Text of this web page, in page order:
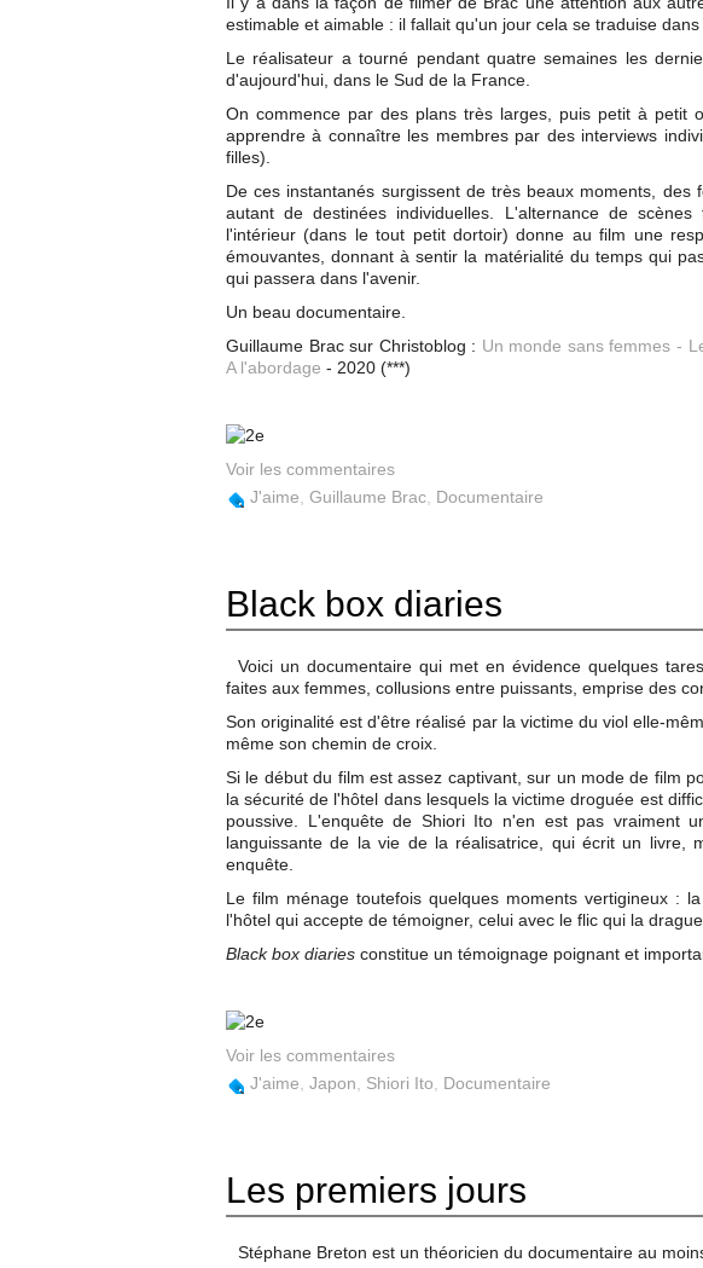
estimable et aimable : il fallait qu'un jour cela se traduise
Le réalisateur a tourné pendant quatre semaines les
d'aujourd'hui, dans le Sud de la France.
On commence par des plans très larges, puis petit à petit
apprendre à connaître les membres par des interviews
filles).
De ces instantanés surgissent de très beaux moments,
autant de destinées individuelles. L'alternance de
l'intérieur (dans le tout petit dortoir) donne au film une
émouvantes, donnant à sentir la matérialité du temps qui
qui passera dans l'avenir.
Un beau documentaire.
Guillaume Brac sur Christoblog : Un monde sans femmes -
A l'abordage - 2020 (***)
Voir les commentaires
J'aime Guillaume Brac Documentaire
Black box diaries
Voici un documentaire qui met en évidence quelques
faites aux femmes, collusions entre puissants, emprise des
Son originalité est d'être réalisé par la victime du viol elle-
même son chemin de croix.
Si le début du film est assez captivant, sur un mode de film
la sécurité de l'hôtel dans lesquels la victime droguée est
poussive. L'enquête de Shiori Ito n'en est pas vraiment
languissante de la vie de la réalisatrice, qui écrit un livre,
enquête.
Le film ménage toutefois quelques moments vertigineux :
l'hôtel qui accepte de témoigner, celui avec le flic qui la
Black box diaries constitue un témoignage poignant et
Voir les commentaires
J'aime Japon Shiori Ito Documentaire
Les premiers jours
Stéphane Breton est un théoricien du documentaire au